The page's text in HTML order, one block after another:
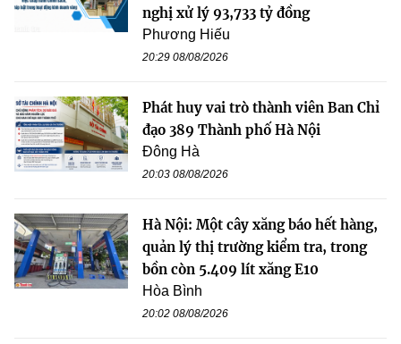
nghị xử lý 93,733 tỷ đồng
Phương Hiếu
20:29 08/08/2026
Phát huy vai trò thành viên Ban Chỉ
đạo 389 Thành phố Hà Nội
Đông Hà
20:03 08/08/2026
Hà Nội: Một cây xăng báo hết hàng,
quản lý thị trường kiểm tra, trong
bồn còn 5.409 lít xăng E10
Hòa Bình
20:02 08/08/2026